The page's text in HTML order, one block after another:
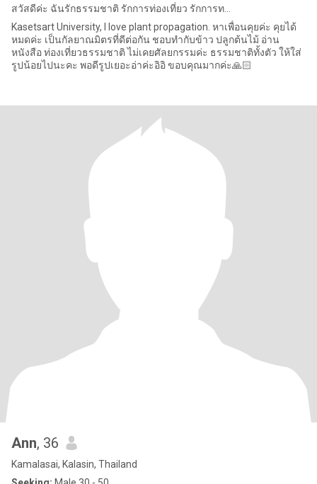
สวัสดีค่ะ ฉันรักธรรมชาติ รักการท่องเที่ยว รักการท...
Kasetsart University, I love plant propagation. หาเพื่อนคุยค่ะ คุยได้
หมดค่ะ เป็นกัลยาณมิตรที่ดีต่อกัน ชอบทำกับข้าว ปลูกต้นไม้ อ่าน
หนังสือ ท่องเที่ยวธรรมชาติ ไม่เคยศัลยกรรมค่ะ ธรรมชาติทั้งตัว ให้ใส่
รูปน้อยไปนะคะ พอดีรูปเยอะอ่าค่ะอิอิ ขอบคุณมากค่ะ🙏🏻
Ann, 36
Kamalasai, Kalasin, Thailand